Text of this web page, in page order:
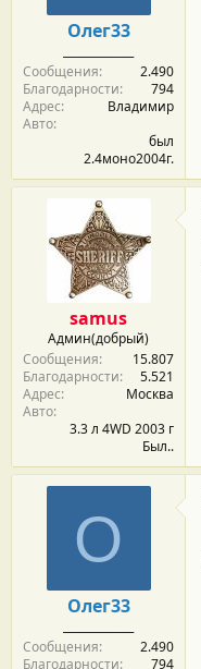
Олег33
Сообщения
2.490
Благодарности
794
Адрес
Владимир
Авто
был
2.4моно2004г.
samus
Админ(добрый)
Сообщения
15.807
Благодарности
5.521
Адрес
Москва
Авто
3.3 л 4WD 2003 г
Был..
О
Олег33
Сообщения
2.490
Благодарности
794